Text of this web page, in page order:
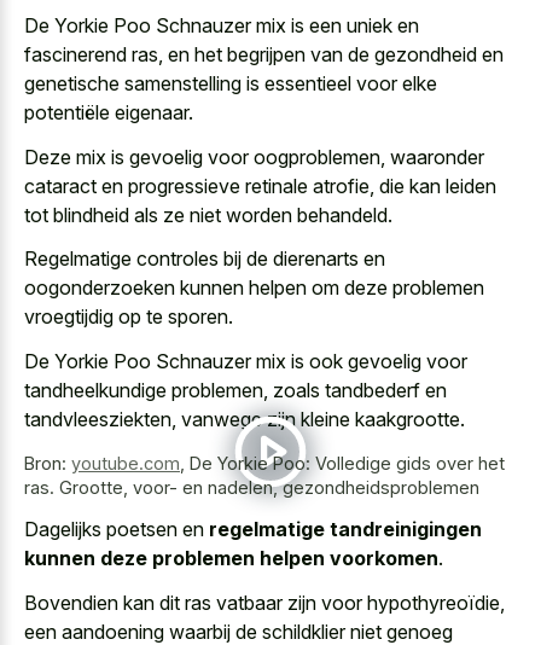
De Yorkie Poo Schnauzer mix is een uniek en
fascinerend ras, en het begrijpen van de gezondheid en
genetische samenstelling is essentieel voor elke
potentiële eigenaar.
Deze mix is gevoelig voor oogproblemen, waaronder
cataract en progressieve retinale atrofie, die kan leiden
tot blindheid als ze niet worden behandeld.
Regelmatige controles bij de dierenarts en
oogonderzoeken kunnen helpen om deze problemen
vroegtijdig op te sporen.
De Yorkie Poo Schnauzer mix is ook gevoelig voor
tandheelkundige problemen, zoals tandbederf en
tandvleesziekten, vanwege zijn kleine kaakgrootte.
Bron: youtube.com De Yorkie Poo: Volledige gids over het
ras. Grootte, voor- en nadelen, gezondheidsproblemen
Dagelijks poetsen en regelmatige tandreinigingen
kunnen deze problemen helpen voorkomen.
Bovendien kan dit ras vatbaar zijn voor hypothyreoïdie,
een aandoening waarbij de schildklier niet genoeg